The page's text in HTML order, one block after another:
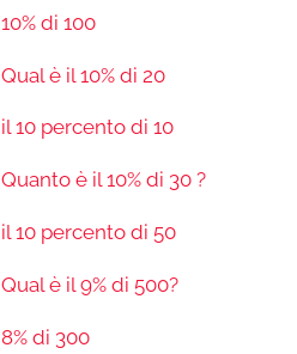
10% di 100
Qual è il 10% di 20
il 10 percento di 10
Quanto è il 10% di 30 ?
il 10 percento di 50
Qual è il 9% di 500?
8% di 300